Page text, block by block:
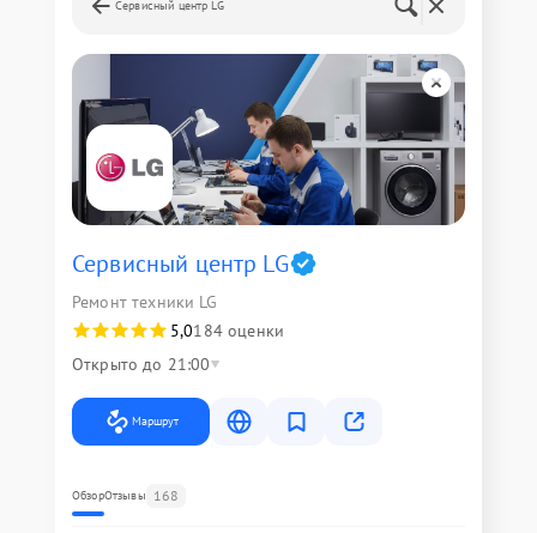
Сервисный центр LG
Сервисный центр LG
Ремонт техники LG
5,0184 оценки
Открыто до 21:00
Маршрут
ОбзорОтзывы 168